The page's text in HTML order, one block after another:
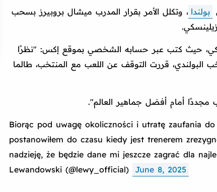
بولندا ، وتكلل الأمر بقرار المدرب ميشال بروبيرز بسحب
حيث كتب عبر حسابه الشخصي بموقع إكس: "نظرًا
البولندي، قررت التوقف عن اللعب مع المنتخب، طالما
أمام أفضل جماهير العالم".
Biorąc pod uwagę okoliczności i utratę zaufania do
postanowiłem do czasu kiedy jest trenerem
nadzieję, że będzie dane mi jeszcze zagrać dla
Lewandowski (@lewy_official)
June 8, 2025